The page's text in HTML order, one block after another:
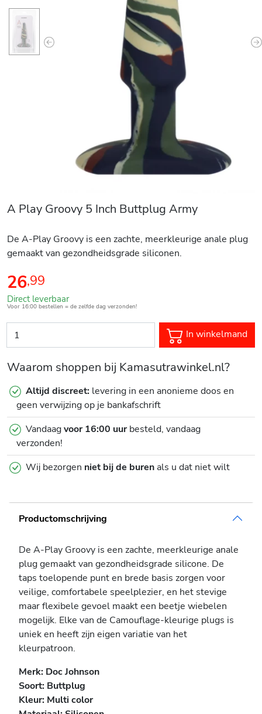
Previous
A Play Groovy 5 Inch Buttplug Army
De A-Play Groovy is een zachte, meerkleurige anale plug
gemaakt van gezondheidsgrade siliconen.
26,99
Direct leverbaar
Voor 16:00 bestellen = de zelfde dag verzonden!
In winkelmand
Waarom shoppen bij Kamasutrawinkel.nl?
Altijd discreet: levering in een anonieme doos en
geen verwijzing op je bankafschrift
Vandaagvoor 16:00 uurbesteld, vandaag
verzonden!
Wij bezorgen niet bij de burenals u dat niet wilt
Productomschrijving
De A-Play Groovy is een zachte, meerkleurige anale
plug gemaakt van gezondheidsgrade silicone. De
taps toelopende punt en brede basis zorgen voor
veilige, comfortabele speelplezier, en het stevige
maar flexibele gevoel maakt een beetje wiebelen
mogelijk. Elke van de Camouflage-kleurige plugs is
uniek en heeft zijn eigen variatie van het
kleurpatroon.
Merk: Doc Johnson
Soort: Buttplug
Kleur: Multi color